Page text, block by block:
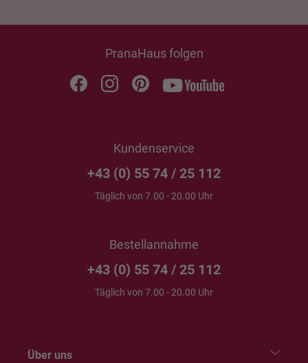
PranaHaus folgen
Kundenservice
+43 (0) 55 74 / 25 112
Täglich von 7.00 - 20.00 Uhr
Bestellannahme
+43 (0) 55 74 / 25 112
Täglich von 7.00 - 20.00 Uhr
Über uns